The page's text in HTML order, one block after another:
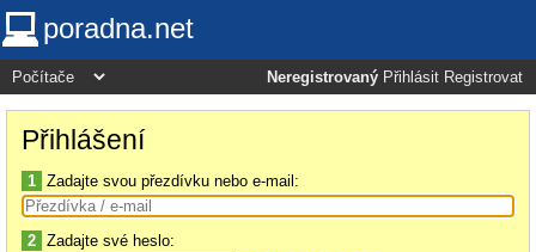
poradna.net
Neregistrovaný Přihlásit Registrovat
Přihlášení
1 Zadajte svou přezdívku nebo e-mail:
2 Zadajte své heslo: